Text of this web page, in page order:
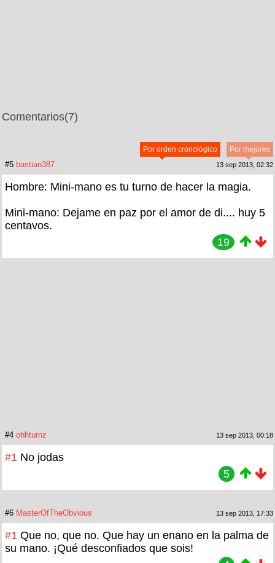
Comentarios(7)
Por mejores
Por orden cronológico
#5 bastian387 13 sep 2013, 02:32
Hombre: Mini-mano es tu turno de hacer la magia.
Mini-mano: Dejame en paz por el amor de di.... huy 5
centavos.
19
#4 ohhturnz 13 sep 2013, 00:18
#1 No jodas
5
#6 MasterOfTheObvious 13 sep 2013, 17:33
#1 Que no, que no. Que hay un enano en la palma de
su mano. ¡Qué desconfiados que sois!